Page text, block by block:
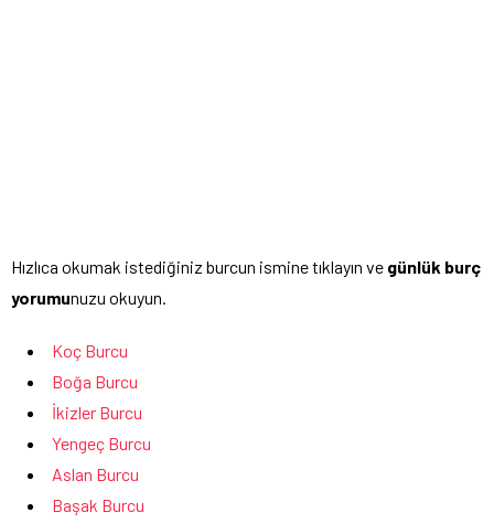
Hızlıca okumak istediğiniz burcun ismine tıklayın ve günlük burç
yorumunuzu okuyun.
Koç Burcu
Boğa Burcu
İkizler Burcu
Yengeç Burcu
Aslan Burcu
Başak Burcu